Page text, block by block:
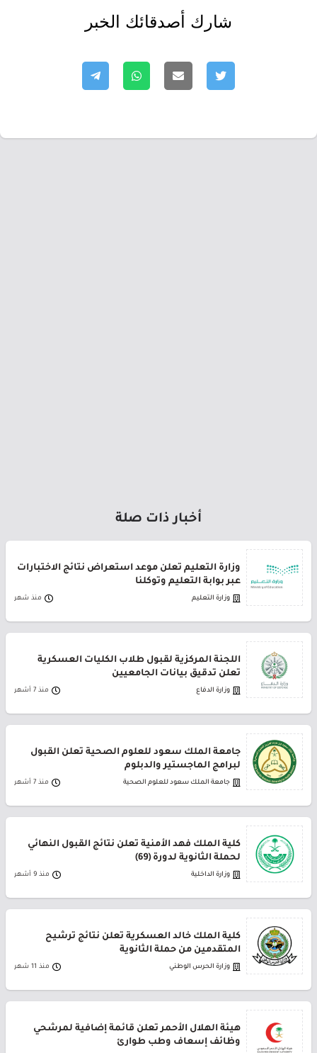
شارك أصدقائك الخبر
أخبار ذات صلة
وزارة التعليم تعلن موعد استعراض نتائج الاختبارات
عبر بوابة التعليم وتوكلنا
وزارة التعليم منذ شهر
اللجنة المركزية لقبول طلاب الكليات العسكرية
تعلن تدقيق بيانات الجامعيين
وزارة الدفاع منذ 7 أشهر
جامعة الملك سعود للعلوم الصحية تعلن القبول
لبرامج الماجستير والدبلوم
جامعة الملك سعود للعلوم الصحية منذ 7 أشهر
كلية الملك فهد الأمنية تعلن نتائج القبول النهائي
لحملة الثانوية لدورة (69)
وزارة الداخلية منذ 9 أشهر
كلية الملك خالد العسكرية تعلن نتائج ترشيح
المتقدمين من حملة الثانوية
وزارة الحرس الوطني منذ 11 شهر
هيئة الهلال الأحمر تعلن قائمة إضافية لمرشحي
وظائف إسعاف وطب طوارئ